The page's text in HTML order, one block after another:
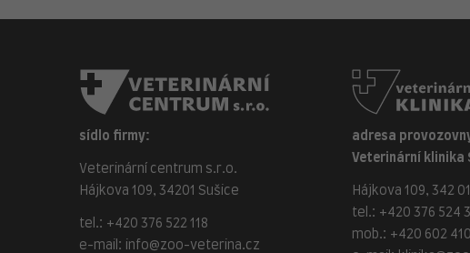
sídlo firmy:
Veterinární centrum s.r.o.
Hájkova 109, 34201 Sušice
tel.: +420 376 522 118
e-mail:
info@zoo-veterina.cz
adresa
Veterinární klinika
Hájkova 109, 342
tel.: +420 376 524
mob.: +420 602